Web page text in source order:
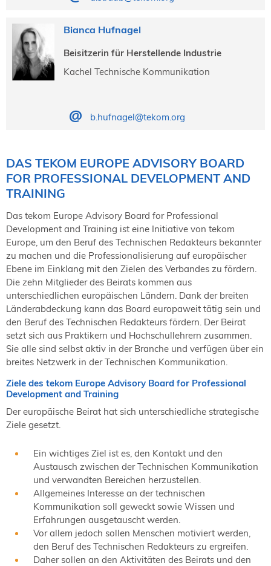
Bianca Hufnagel
Beisitzerin für Herstellende Industrie
Kachel Technische Kommunikation
b.hufnagel@tekom.org
DAS TEKOM EUROPE ADVISORY BOARD
FOR PROFESSIONAL DEVELOPMENT AND
TRAINING
Das tekom Europe Advisory Board for Professional
Development and Training ist eine Initiative von tekom
Europe, um den Beruf des Technischen Redakteurs bekannter
zu machen und die Professionalisierung auf europäischer
Ebene im Einklang mit den Zielen des Verbandes zu fördern.
Die zehn Mitglieder des Beirats kommen aus
unterschiedlichen europäischen Ländern. Dank der breiten
Länderabdeckung kann das Board europaweit tätig sein und
den Beruf des Technischen Redakteurs fördern. Der Beirat
setzt sich aus Praktikern und Hochschullehrern zusammen.
Sie alle sind selbst aktiv in der Branche und verfügen über ein
breites Netzwerk in der Technischen Kommunikation.
Ziele des tekom Europe Advisory Board for Professional
Development and Training
Der europäische Beirat hat sich unterschiedliche strategische
Ziele gesetzt.
Ein wichtiges Ziel ist es, den Kontakt und den
Austausch zwischen der Technischen Kommunikation
und verwandten Bereichen herzustellen.
Allgemeines Interesse an der technischen
Kommunikation soll geweckt sowie Wissen und
Erfahrungen ausgetauscht werden.
Vor allem jedoch sollen Menschen motiviert werden,
den Beruf des Technischen Redakteurs zu ergreifen.
Daher sollen an den Aktivitäten des Beirats und den